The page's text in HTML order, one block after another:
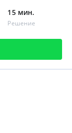
15 мин.
Решение